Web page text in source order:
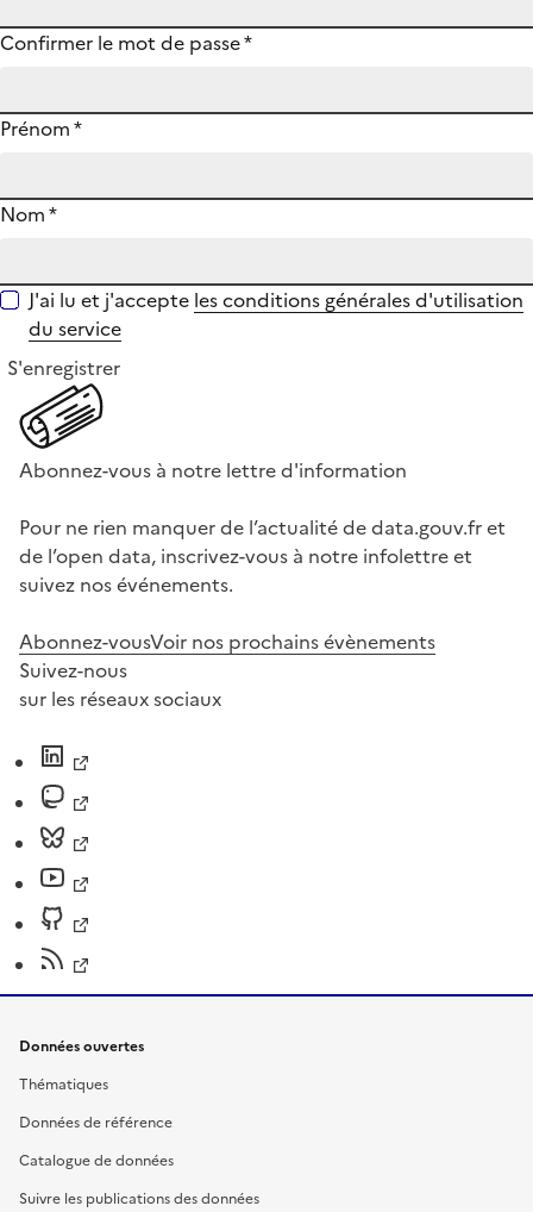
Confirmer le mot de passe*
Prénom*
Nom*
J'ai lu et j'accepte les conditions générales d'utilisation
du service
S'enregistrer
Abonnez-vous à notre lettre d'information
Pour ne rien manquer de l’actualité de data.gouv.fr et
de l’open data, inscrivez-vous à notre infolettre et
suivez nos événements.
Abonnez-vousVoir nos prochains évènements
Suivez-nous
sur les réseaux sociaux
Données ouvertes
Thématiques
Données de référence
Catalogue de données
Suivre les publications des données